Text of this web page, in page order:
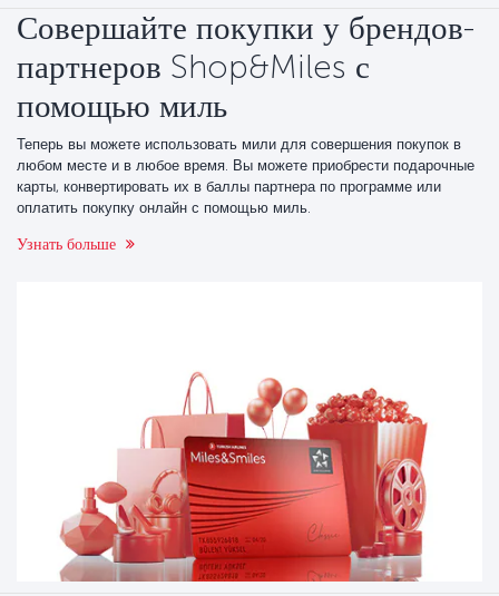
Совершайте покупки у брендов-
партнеров Shop&Miles с
помощью миль
Теперь вы можете использовать мили для совершения покупок в
любом месте и в любое время. Вы можете приобрести подарочные
карты, конвертировать их в баллы партнера по программе или
оплатить покупку онлайн с помощью миль.
Узнать больше